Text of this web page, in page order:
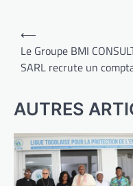
Navigation
de
l’article
⟵
Le Groupe BMI
SARL recrute un
AUTRES